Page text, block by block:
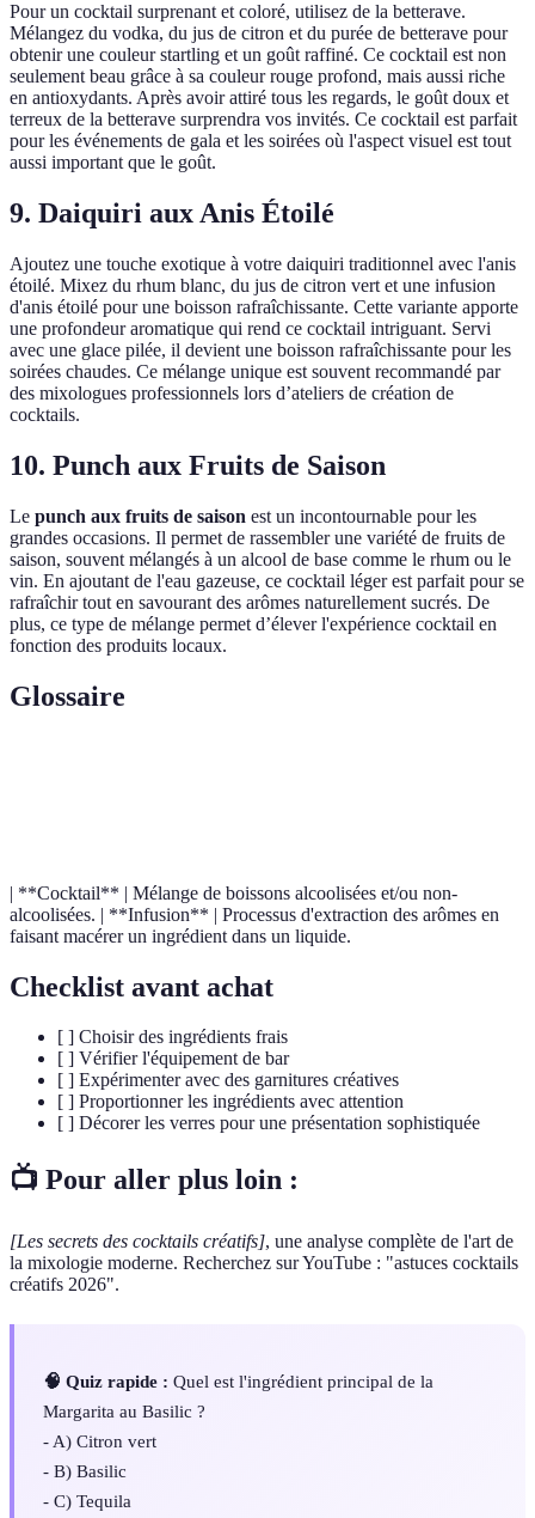
Pour un cocktail surprenant et coloré, utilisez de la betterave.
Mélangez du vodka, du jus de citron et du purée de betterave pour
obtenir une couleur startling et un goût raffiné. Ce cocktail est non
seulement beau grâce à sa couleur rouge profond, mais aussi riche
en antioxydants. Après avoir attiré tous les regards, le goût doux et
terreux de la betterave surprendra vos invités. Ce cocktail est parfait
pour les événements de gala et les soirées où l'aspect visuel est tout
aussi important que le goût.
9. Daiquiri aux Anis Étoilé
Ajoutez une touche exotique à votre daiquiri traditionnel avec l'anis
étoilé. Mixez du rhum blanc, du jus de citron vert et une infusion
d'anis étoilé pour une boisson rafraîchissante. Cette variante apporte
une profondeur aromatique qui rend ce cocktail intriguant. Servi
avec une glace pilée, il devient une boisson rafraîchissante pour les
soirées chaudes. Ce mélange unique est souvent recommandé par
des mixologues professionnels lors d’ateliers de création de
cocktails.
10. Punch aux Fruits de Saison
Le punch aux fruits de saison est un incontournable pour les
grandes occasions. Il permet de rassembler une variété de fruits de
saison, souvent mélangés à un alcool de base comme le rhum ou le
vin. En ajoutant de l'eau gazeuse, ce cocktail léger est parfait pour se
rafraîchir tout en savourant des arômes naturellement sucrés. De
plus, ce type de mélange permet d’élever l'expérience cocktail en
fonction des produits locaux.
Glossaire
| **Cocktail** | Mélange de boissons alcoolisées et/ou non-
alcoolisées. | **Infusion** | Processus d'extraction des arômes en
faisant macérer un ingrédient dans un liquide.
Checklist avant achat
[ ] Choisir des ingrédients frais
[ ] Vérifier l'équipement de bar
[ ] Expérimenter avec des garnitures créatives
[ ] Proportionner les ingrédients avec attention
[ ] Décorer les verres pour une présentation sophistiquée
📺 Pour aller plus loin :
[Les secrets des cocktails créatifs], une analyse complète de l'art de
la mixologie moderne. Recherchez sur YouTube : "astuces cocktails
créatifs 2026".
🧠 Quiz rapide : Quel est l'ingrédient principal de la
Margarita au Basilic ?
- A) Citron vert
- B) Basilic
- C) Tequila